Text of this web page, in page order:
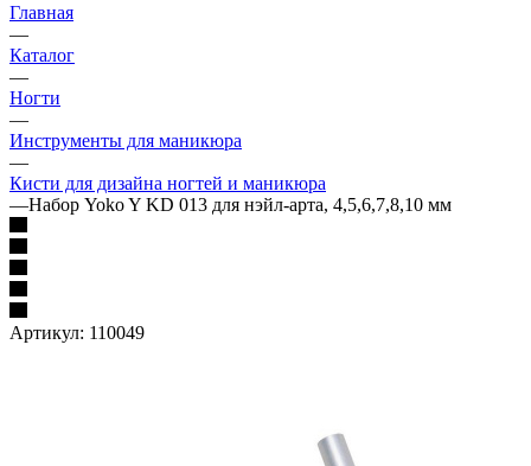
Главная
—
Каталог
—
Ногти
—
Инструменты для маникюра
—
Кисти для дизайна ногтей и маникюра
—Набор Yoko Y KD 013 для нэйл-арта, 4,5,6,7,8,10 мм
Артикул: 110049